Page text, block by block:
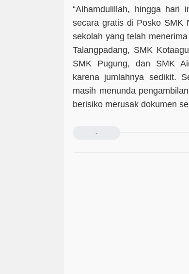
“Alhamdulillah, hingga hari
secara gratis di Posko SMK
sekolah yang telah
Talangpadang, SMK
SMK Pugung, dan SMK
karena jumlahnya sedikit.
masih menunda
berisiko merusak dokumen
-